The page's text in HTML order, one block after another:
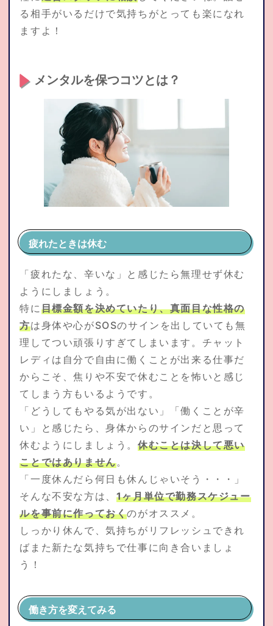
る相手がいるだけで気持ちがとっても楽になれ
ますよ！
メンタルを保つコツとは？
疲れたときは休む
「疲れたな、辛いな」と感じたら無理せず休む
ようにしましょう。
特に 目標金額を決めていたり、真面目な性格の
方は身体や心がSOSのサインを出していても無
理してつい頑張りすぎてしまいます。チャット
レディは自分で自由に働くことが出来る仕事だ
からこそ、焦りや不安で休むことを怖いと感じ
てしまう方もいるようです。
「どうしてもやる気が出ない」「働くことが辛
い」と感じたら、身体からのサインだと思って
休むようにしましょう。 休むことは決して悪い
ことではありません。
「一度休んだら何日も休んじゃいそう・・・」
そんな不安な方は、 1ヶ月単位で勤務スケジュー
ルを事前に作っておくのがオススメ。
しっかり休んで、気持ちがリフレッシュできれ
ばまた新たな気持ちで仕事に向き合いましょ
う！
働き方を変えてみる